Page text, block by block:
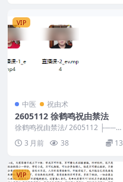
VIP
中医 祝由术
2605112 徐鹤鸣祝由禁法
徐鹤鸣祝由禁法/ 2605112 ├──
直播课-2_ev.mp4 └── 禁法...
3 月前 38 13
VIP